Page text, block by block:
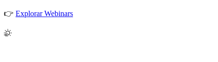
👉 Explorar Webinars